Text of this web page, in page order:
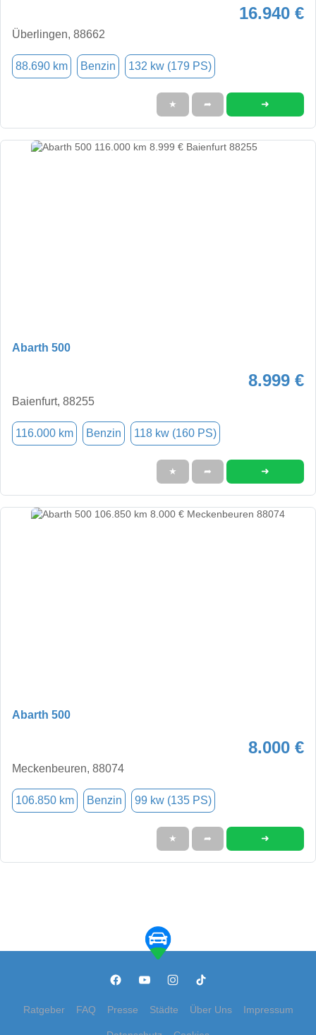
16.940 €
Überlingen, 88662
88.690 km Benzin 132 kw (179 PS)
★ ➦ ➜
Abarth 500
8.999 €
Baienfurt, 88255
116.000 km Benzin 118 kw (160 PS)
★ ➦ ➜
Abarth 500
8.000 €
Meckenbeuren, 88074
106.850 km Benzin 99 kw (135 PS)
★ ➦ ➜
Ratgeber FAQ Presse Städte Über Uns Impressum